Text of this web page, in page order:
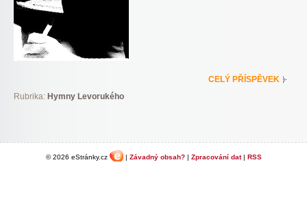
CELÝ PŘÍSPĚVEK
Rubrika: Hymny Levorukého
© 2026 eStránky.cz | Závadný obsah?| Zpracování dat| RSS